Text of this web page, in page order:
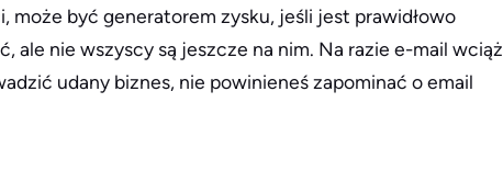
może być generatorem zysku, jeśli jest prawidłowo
nie wszyscy są jeszcze na nim. Na razie e-mail wciąż
udany biznes, nie powinieneś zapominać o email